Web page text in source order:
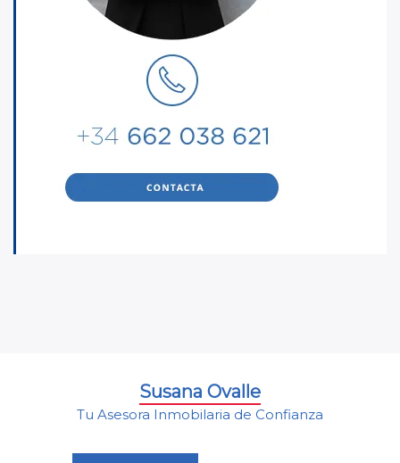
Susana Ovalle
Tu Asesora Inmobilaria de Confianza